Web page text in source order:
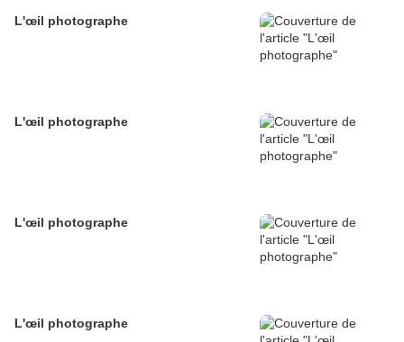
L'œil photographe
L'œil photographe
L'œil photographe
L'œil photographe